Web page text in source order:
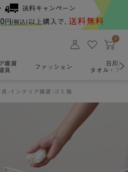
0
雑貨
具
ファッション
日用雑
タオル・ア
インテリア雑貨 ゴミ箱